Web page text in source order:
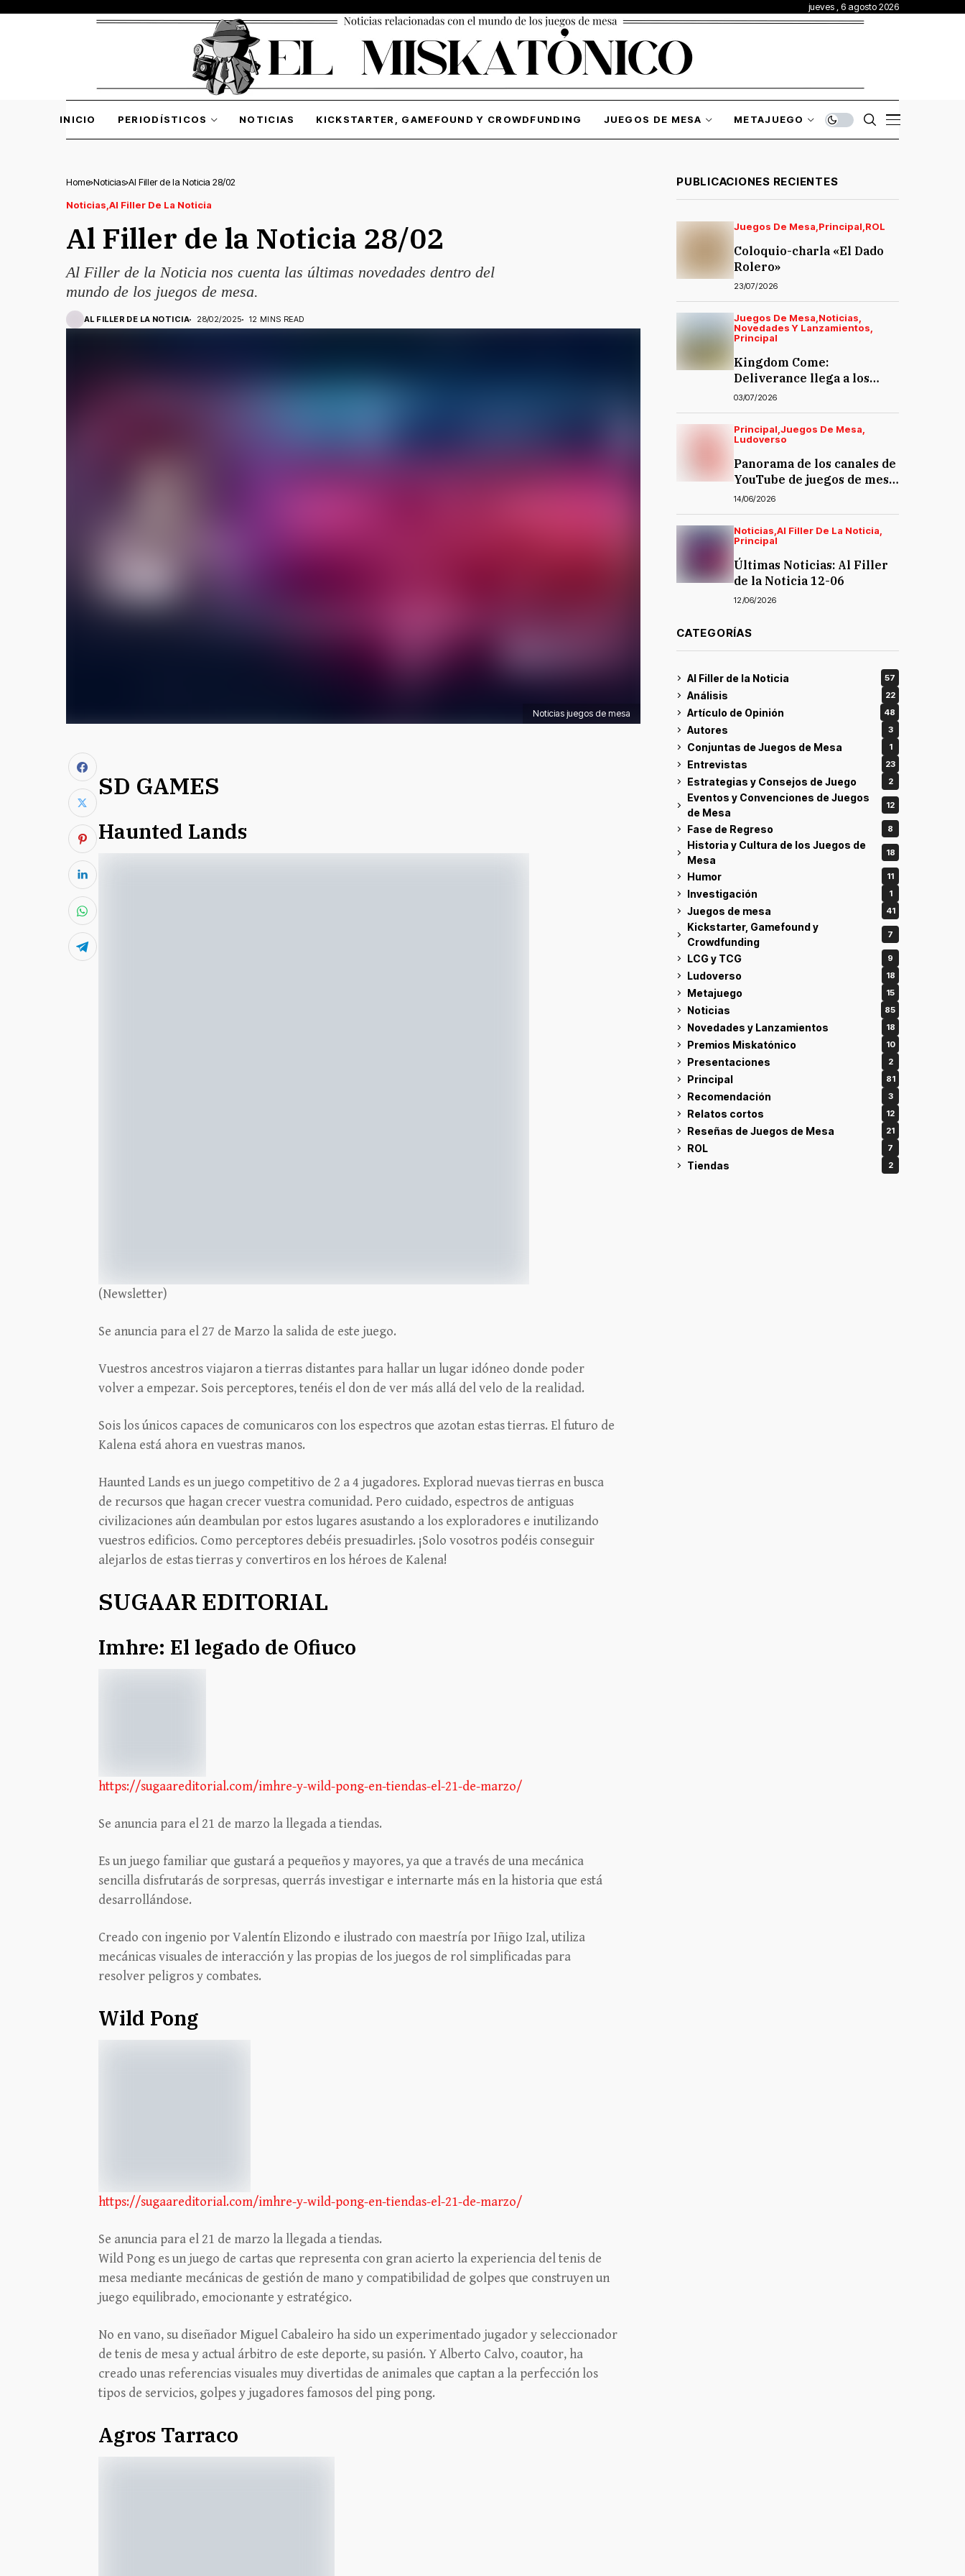
jueves , 6 agosto 2026
INICIO PERIODÍSTICOS NOTICIAS KICKSTARTER, GAMEFOUND Y CROWDFUNDING JUEGOS DE MESA METAJUEGO
Home Noticias Al Filler de la Noticia 28/02
Noticias Al Filler De La Noticia
Al Filler de la Noticia 28/02
Al Filler de la Noticia nos cuenta las últimas novedades dentro del
mundo de los juegos de mesa.
AL FILLER DE LA NOTICIA 28/02/2025 12 MINS READ
Noticias juegos de mesa
SD GAMES
Haunted Lands
(Newsletter)
Se anuncia para el 27 de Marzo la salida de este juego.
Vuestros ancestros viajaron a tierras distantes para hallar un lugar idóneo donde poder
volver a empezar. Sois perceptores, tenéis el don de ver más allá del velo de la realidad.
Sois los únicos capaces de comunicaros con los espectros que azotan estas tierras. El futuro de
Kalena está ahora en vuestras manos.
Haunted Lands es un juego competitivo de 2 a 4 jugadores. Explorad nuevas tierras en busca
de recursos que hagan crecer vuestra comunidad. Pero cuidado, espectros de antiguas
civilizaciones aún deambulan por estos lugares asustando a los exploradores e inutilizando
vuestros edificios. Como perceptores debéis presuadirles. ¡Solo vosotros podéis conseguir
alejarlos de estas tierras y convertiros en los héroes de Kalena!
SUGAAR EDITORIAL
Imhre: El legado de Ofiuco
https://sugaareditorial.com/imhre-y-wild-pong-en-tiendas-el-21-de-marzo/
Se anuncia para el 21 de marzo la llegada a tiendas.
Es un juego familiar que gustará a pequeños y mayores, ya que a través de una mecánica
sencilla disfrutarás de sorpresas, querrás investigar e internarte más en la historia que está
desarrollándose.
Creado con ingenio por Valentín Elizondo e ilustrado con maestría por Iñigo Izal, utiliza
mecánicas visuales de interacción y las propias de los juegos de rol simplificadas para
resolver peligros y combates.
Wild Pong
https://sugaareditorial.com/imhre-y-wild-pong-en-tiendas-el-21-de-marzo/
Se anuncia para el 21 de marzo la llegada a tiendas.
Wild Pong es un juego de cartas que representa con gran acierto la experiencia del tenis de
mesa mediante mecánicas de gestión de mano y compatibilidad de golpes que construyen un
juego equilibrado, emocionante y estratégico.
No en vano, su diseñador Miguel Cabaleiro ha sido un experimentado jugador y seleccionador
de tenis de mesa y actual árbitro de este deporte, su pasión. Y Alberto Calvo, coautor, ha
creado unas referencias visuales muy divertidas de animales que captan a la perfección los
tipos de servicios, golpes y jugadores famosos del ping pong.
Agros Tarraco
PUBLICACIONES RECIENTES
Juegos De Mesa Principal ROL
Coloquio-charla «El Dado
Rolero»
23/07/2026
Juegos De Mesa Noticias
Novedades Y Lanzamientos
Principal
Kingdom Come:
Deliverance llega a los
juegos de mesa… y la
polémica también
03/07/2026
Principal Juegos De Mesa
Ludoverso
Panorama de los canales de
YouTube de juegos de mesa
en español
14/06/2026
Noticias Al Filler De La Noticia
Principal
Últimas Noticias: Al Filler
de la Noticia 12-06
12/06/2026
CATEGORÍAS
Al Filler de la Noticia 57
Análisis 22
Artículo de Opinión 48
Autores 3
Conjuntas de Juegos de Mesa 1
Entrevistas 23
Estrategias y Consejos de Juego 2
Eventos y Convenciones de Juegos
de Mesa
12
Fase de Regreso 8
Historia y Cultura de los Juegos de
Mesa
18
Humor 11
Investigación 1
Juegos de mesa 41
Kickstarter, Gamefound y
Crowdfunding
7
LCG y TCG 9
Ludoverso 18
Metajuego 15
Noticias 85
Novedades y Lanzamientos 18
Premios Miskatónico 10
Presentaciones 2
Principal 81
Recomendación 3
Relatos cortos 12
Reseñas de Juegos de Mesa 21
ROL 7
Tiendas 2